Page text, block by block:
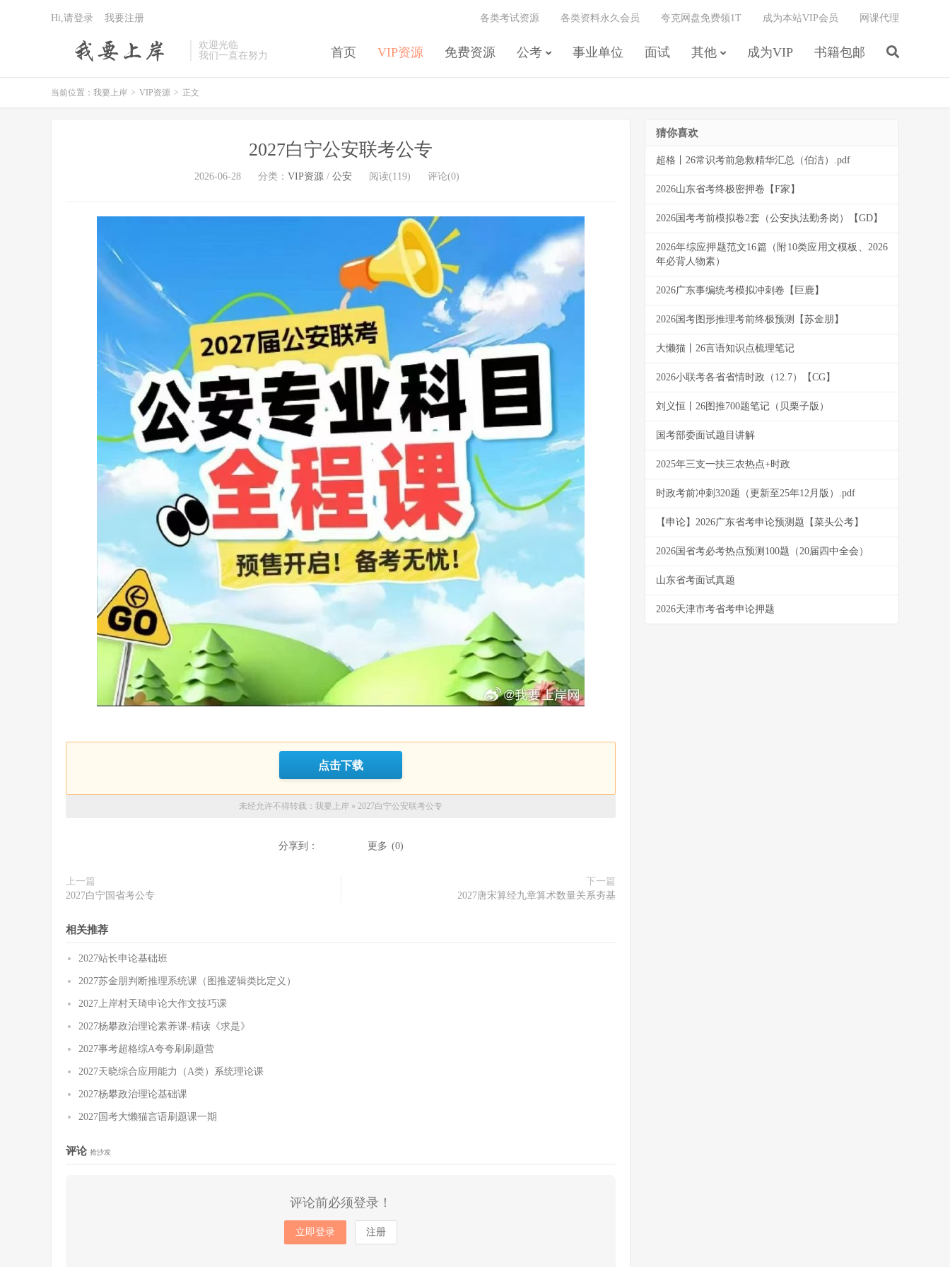
欢迎光临
我们一直在努力
首页 VIP资源 免费资源 公考 事业单位 面试 其他 成为VIP 书籍包邮
各类考试资源 各类资料永久会员 夸克网盘免费领1T 成为本站VIP会员 网课代理
Hi,请登录 我要注册
当前位置： 我要上岸 > VIP资源 > 正文
2027白宁公安联考公专
2026-06-28 分类： VIP资源/ 公安 阅读(119) 评论(0)
点击下载
未经允许不得转载： 我要上岸 » 2027白宁公安联考公专
分享到： 更多 (0)
上一篇
2027白宁国省考公专
下一篇
2027唐宋算经九章算术数量关系夯基
相关推荐
2027站长申论基础班
2027苏金朋判断推理系统课（图推逻辑类比定义）
2027上岸村天琦申论大作文技巧课
2027杨攀政治理论素养课-精读《求是》
2027事考超格综A夸夸刷刷题营
2027天晓综合应用能力（A类）系统理论课
2027杨攀政治理论基础课
2027国考大懒猫言语刷题课一期
评论 抢沙发
评论前必须登录！
立即登录 注册
猜你喜欢
超格丨26常识考前急救精华汇总（伯洁）.pdf
2026山东省考终极密押卷【F家】
2026国考考前模拟卷2套（公安执法勤务岗）【GD】
2026年综应押题范文16篇（附10类应用文模板、2026
年必背人物素）
2026广东事编统考模拟冲刺卷【巨鹿】
2026国考图形推理考前终极预测【苏金朋】
大懒猫丨26言语知识点梳理笔记
2026小联考各省省情时政（12.7）【CG】
刘义恒丨26图推700题笔记（贝栗子版）
国考部委面试题目讲解
2025年三支一扶三农热点+时政
时政考前冲刺320题（更新至25年12月版）.pdf
【申论】2026广东省考申论预测题【菜头公考】
2026国省考必考热点预测100题（20届四中全会）
山东省考面试真题
2026天津市考省考申论押题